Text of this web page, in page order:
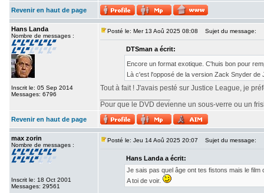
Revenir en haut de page
Hans Landa
Nombre de messages :
Inscrit le: 05 Sep 2014
Messages: 6796
Posté le: Mer 13 Aoû 2025 08:08 Sujet du message:
DTSman a écrit:
Encore un format exotique. C'huis bon pour
Là c'est l'opposé de la version Zack Snyder de
Tout à fait ! J'avais pesté sur Justice League, je
Pour que le DVD devienne un sous-verre ou un
Revenir en haut de page
max zorin
Nombre de messages :
Inscrit le: 18 Oct 2001
Messages: 29561
Posté le: Jeu 14 Aoû 2025 20:07 Sujet du message:
Hans Landa a écrit:
Je sais pas quel âge ont tes fistons mais le
A toi de voir.